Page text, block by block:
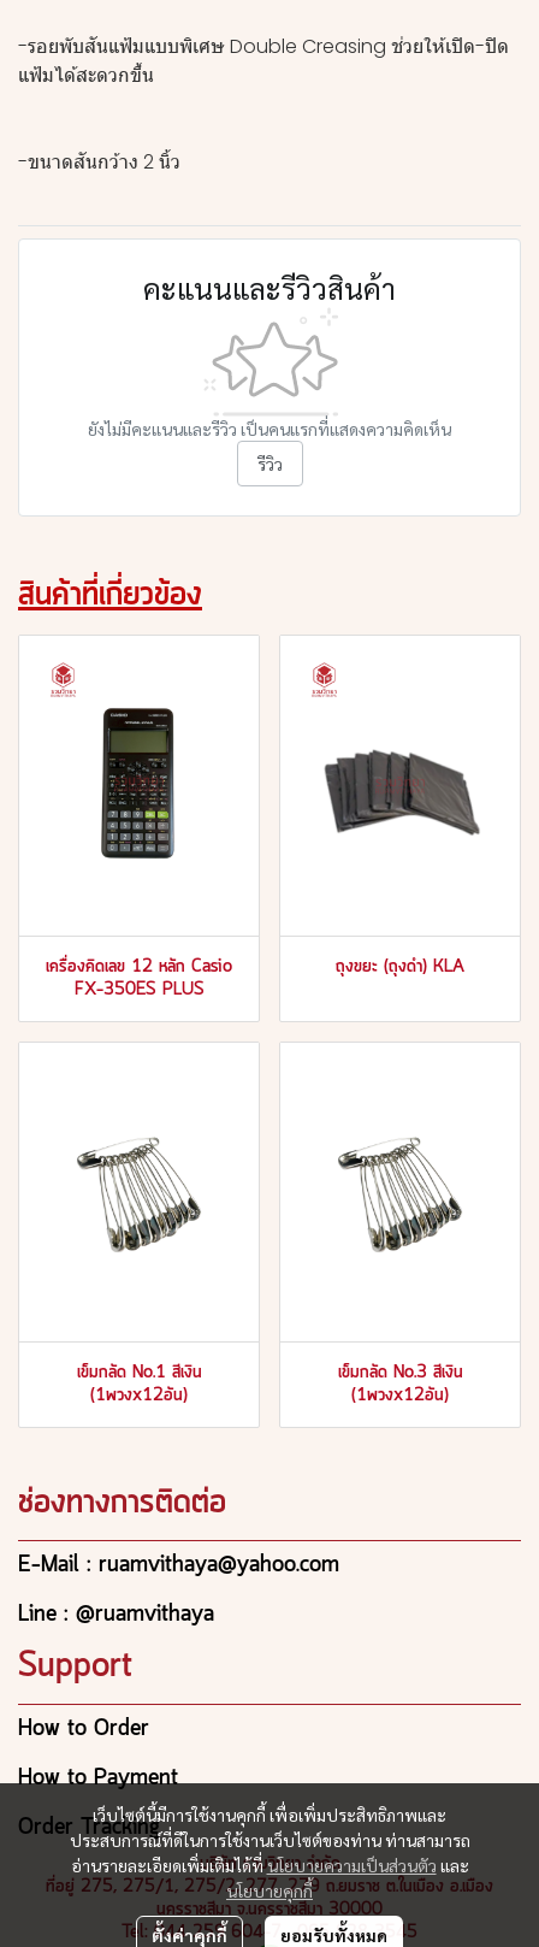
-รอยพับสันแฟ้มแบบพิเศษ Double Creasing ช่วยให้เปิด-ปิด
แฟ้มได้สะดวกขึ้น
-ขนาดสันกว้าง 2 นิ้ว
คะแนนและรีวิวสินค้า
ยังไม่มีคะแนนและรีวิว เป็นคนแรกที่แสดงความคิดเห็น
รีวิว
สินค้าที่เกี่ยวข้อง
เครื่องคิดเลข 12 หลัก Casio
FX-350ES PLUS
ถุงขยะ (ถุงดำ) KLA
เข็มกลัด No.1 สีเงิน
(1พวงx12อัน)
เข็มกลัด No.3 สีเงิน
(1พวงx12อัน)
เว็บไซต์นี้มีการใช้งานคุกกี้ เพื่อเพิ่มประสิทธิภาพและ
ประสบการณ์ที่ดีในการใช้งานเว็บไซต์ของท่าน ท่านสามารถ
อ่านรายละเอียดเพิ่มเติมได้ที่นโยบายความเป็นส่วนตัว และ
นโยบายคุกกี้
ตั้งค่าคุกกี้ ยอมรับทั้งหมด
ช่องทางการติดต่อ
E-Mail : ruamvithaya@yahoo.com
Line : @ruamvithaya
Support
How to Order
How to Payment
Order Tracking
บริษัท รวมวิทยา จำกัด
ที่อยู่ 275, 275/1, 275/2, 277, 279 ถ.ยมราช ต.ในเมือง อ.เมือง
นครราชสีมา จ.นครราชสีมา 30000
Tel: 044 259 604-7 , 065 928 3545